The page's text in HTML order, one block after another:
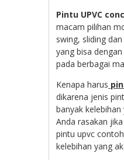
Pintu UPVC
macam pilihan
swing, sliding
yang bisa
pada berbagai
Kenapa harus
dikarena jenis
banyak
Anda rasakan
pintu upvc
kelebihan yang